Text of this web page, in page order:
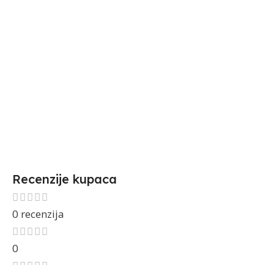
Recenzije kupaca
0 recenzija
0